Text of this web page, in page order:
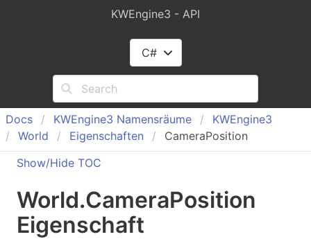
KWEngine3 - API
C#
Docs KWEngine3 Namensräume KWEngine3
World
Eigenschaften
CameraPosition
Show/Hide TOC
World.CameraPosition
Eigenschaft